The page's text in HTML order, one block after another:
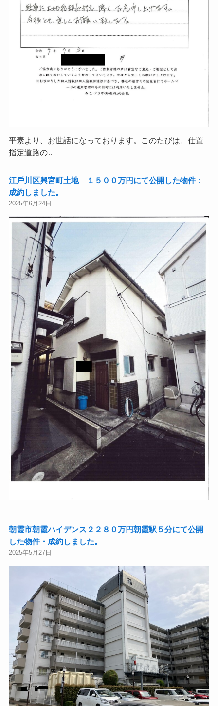
平素より、お世話になっております。このたびは、仕置
指定道路の…
江⼾川区興宮町土地 １５００万円にて公開した物件：
成約しました。
2025年6月24日
朝霞市朝霞ハイデンス２２８０万円朝霞駅５分にて公開
した物件・成約しました。
2025年5月27日